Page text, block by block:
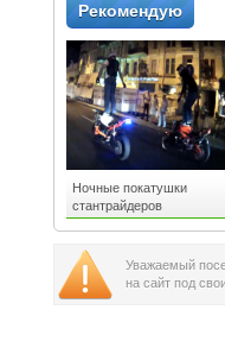
Рекомендую
Ночные покатушки
стантрайдеров
Уважаемый
на сайт под